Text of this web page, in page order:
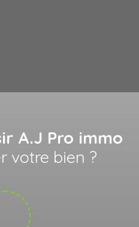
A.J Pro immo
votre bien ?